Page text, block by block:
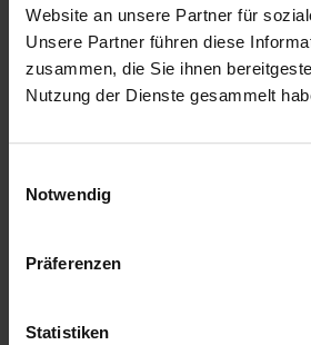
Website an unsere Partner für
Unsere Partner führen diese
zusammen, die Sie ihnen
Nutzung der Dienste gesammelt
Notwendig
Präferenzen
Statistiken
des Umsatzes jährlich abgesichert werden.
Rahmenbedingungen